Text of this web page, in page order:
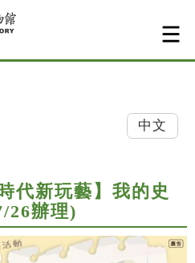
中文
代新玩藝】我的史
26辦理)